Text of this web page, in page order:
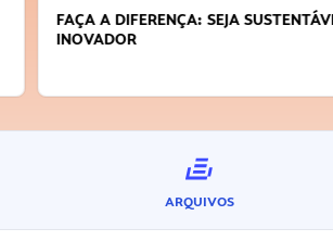
FAÇA A DIFERENÇA: SEJA SUSTENTÁVEL, SEJA
INOVADOR
ARQUIVOS